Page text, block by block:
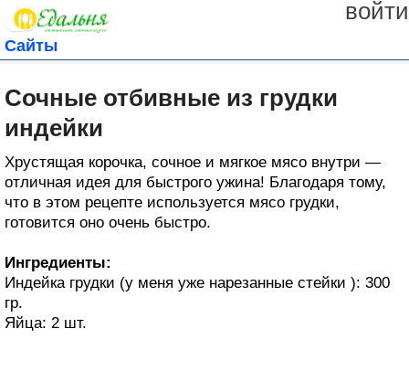
войти
Сайты
Сочные отбивные из грудки
индейки
Хрустящая корочка, сочное и мягкое мясо внутри —
отличная идея для быстрого ужина! Благодаря тому,
что в этом рецепте используется мясо грудки,
готовится оно очень быстро.
Ингредиенты:
Индейка грудки (у меня уже нарезанные стейки ): 300
гр.
Яйца: 2 шт.